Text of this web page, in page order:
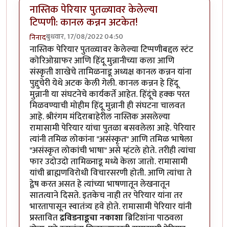
नास्तिक पेरियार पुतळ्यावर केलेल्या
टिप्पणी: कानल कन्नन अटकेत!
निनादबुधवार, 17/08/2022 04:50
नास्तिक पेरियार पुतळ्यावर केलेल्या टिप्पणीबद्दल स्टंट
कोरिओग्राफर आणि हिंदू मुन्नानीच्या कला आणि
संस्कृती शाखेचे तामिळनाडू अध्यक्ष कानल कन्नन यांना
पुद्दुचेरी येथे अटक केली गेली. कानल कन्नन हे हिंदू
मुन्नानी या संघटनेचे कार्यकर्ते आहेत. हिंदूंचे हक्क परत
मिळवण्याची मोहीम हिंदू मुन्नानी ही संघटना चालवत
आहे. श्रीरंगम मंदिराबाहेरील नास्तिक असलेल्या
रामासामी पेरियार यांचा पुतळा बसवलेला आहे. पेरियार
त्यांनी तमिळ लोकांना "असंस्कृत" आणि तमिळ भाषेला
"असंस्कृत लोकांची भाषा" असे म्हंटले होते. तरीही त्यांचा
फार उदोउदो तामिळ्नाडू मध्ये केला जातो. रामासामी
यांची ब्राह्मणविरोधी विचारसरणी होती. आणि त्यांचा ते
द्वेष करत असत हे त्यांच्या भाषणातून लेखनातून
सातत्याने दिसते. इतकेच नाही तर पेरियार यांना तर
भारतापासून स्वातंत्र्य हवे होते. रामासामी पेरियार यांनी
प्रस्तावितद्रविडनाडूचा नकाशाब्रिटिशांना पाठवला